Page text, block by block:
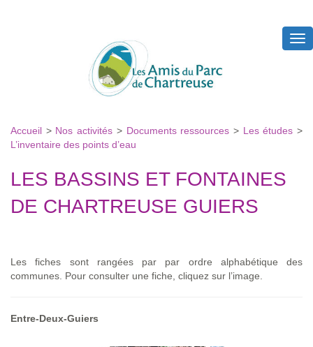
Accueil > Nos activités > Documents ressources > Les études >
L’inventaire des points d’eau
LES BASSINS ET FONTAINES
DE CHARTREUSE GUIERS
Les fiches sont rangées par par ordre alphabétique des
communes. Pour consulter une fiche, cliquez sur l’image.
Entre-Deux-Guiers